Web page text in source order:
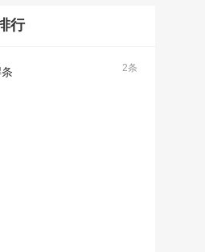
行
2条